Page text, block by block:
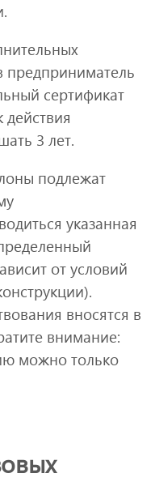
предприниматель
сертификат
действия
3 лет.
подлежат
указанная
от условий
вносятся в
внимание:
можно только